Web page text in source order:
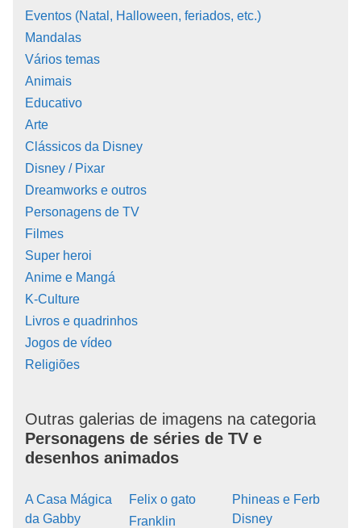
Eventos (Natal, Halloween, feriados, etc.)
Mandalas
Vários temas
Animais
Educativo
Arte
Clássicos da Disney
Disney / Pixar
Dreamworks e outros
Personagens de TV
Filmes
Super heroi
Anime e Mangá
K-Culture
Livros e quadrinhos
Jogos de vídeo
Religiões
Outras galerias de imagens na categoria
Personagens de séries de TV e
desenhos animados
A Casa Mágica
da Gabby
Felix o gato
Franklin
Phineas e Ferb
Disney